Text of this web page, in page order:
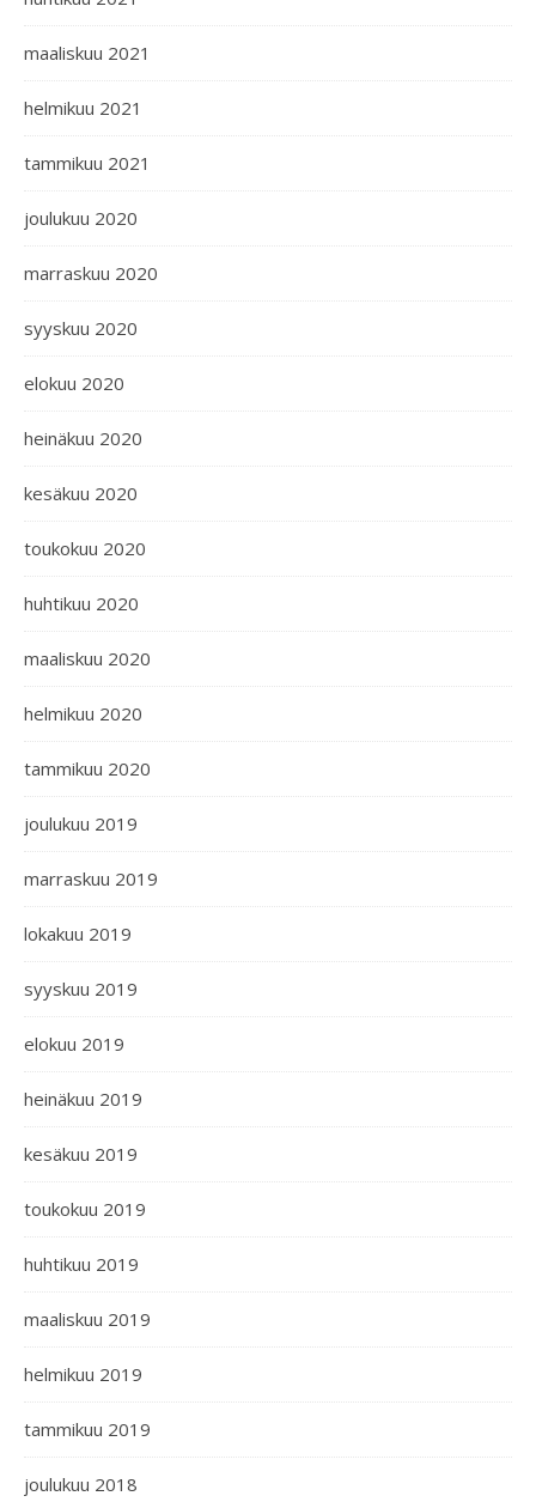
maaliskuu 2021
helmikuu 2021
tammikuu 2021
joulukuu 2020
marraskuu 2020
syyskuu 2020
elokuu 2020
heinäkuu 2020
kesäkuu 2020
toukokuu 2020
huhtikuu 2020
maaliskuu 2020
helmikuu 2020
tammikuu 2020
joulukuu 2019
marraskuu 2019
lokakuu 2019
syyskuu 2019
elokuu 2019
heinäkuu 2019
kesäkuu 2019
toukokuu 2019
huhtikuu 2019
maaliskuu 2019
helmikuu 2019
tammikuu 2019
joulukuu 2018